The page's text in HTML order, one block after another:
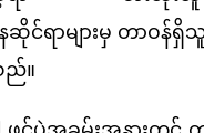
င်ရာများမှ တာဝန်ရှိ
ည်။